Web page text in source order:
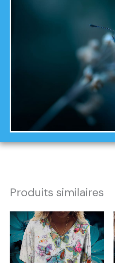
Produits similaires